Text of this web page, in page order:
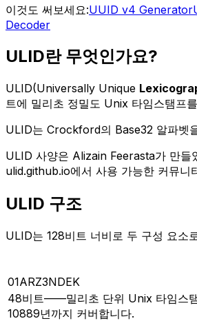
이것도 써보세요:UUID v4 Generator
Decoder
ULID란 무엇인가요?
ULID(Universally Unique
트에 밀리초 정밀도 Unix 타임스탬
ULID는 Crockford의 Base32 알파벳
ULID 사양은 Alizain Feerasta가 만들
ulid.github.io에서 사용 가능한 커뮤니
ULID 구조
ULID는 128비트 너비로 두 구성 요소
01ARZ3NDEK
48비트——밀리초 단위 Unix 타임스
10889년까지 커버합니다.